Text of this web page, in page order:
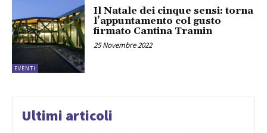
EVENTI
Il Natale dei cinque sensi: torna
l’appuntamento col gusto
firmato Cantina Tramin
25 Novembre 2022
Ultimi articoli